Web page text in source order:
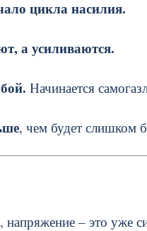
цикла насилия.
а усиливаются.
Начинается
, чем будет слишком
напряжение – это уже